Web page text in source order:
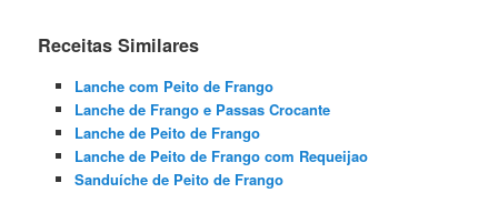
Receitas Similares
Lanche com Peito de Frango
Lanche de Frango e Passas Crocante
Lanche de Peito de Frango
Lanche de Peito de Frango com Requeijao
Sanduíche de Peito de Frango